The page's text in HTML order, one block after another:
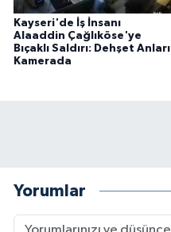
Kayseri'de İş İnsanı
Alaaddin Çağlıköse'ye
Bıçaklı Saldırı: Dehşet Anları
Kamerada
Yorumlar